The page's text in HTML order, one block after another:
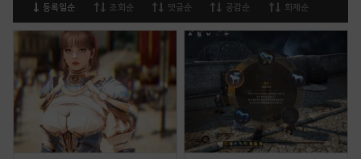
등록일순 조회순 댓글순 공감순 화제순